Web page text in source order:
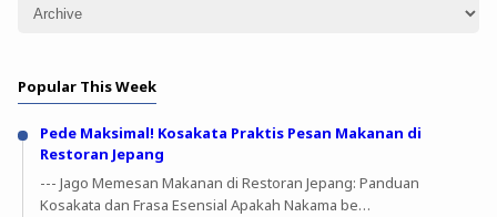
Popular This Week
Pede Maksimal! Kosakata Praktis Pesan Makanan di
Restoran Jepang
--- Jago Memesan Makanan di Restoran Jepang: Panduan
Kosakata dan Frasa Esensial Apakah Nakama be…